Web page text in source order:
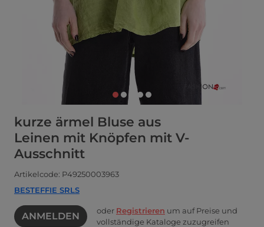
kurze ärmel Bluse aus
Leinen mit Knöpfen mit V-
Ausschnitt
Artikelcode: P49250003963
BESTEFFIE SRLS
ANMELDEN oder Registrieren um auf Preise und
vollständige Kataloge zuzugreifen